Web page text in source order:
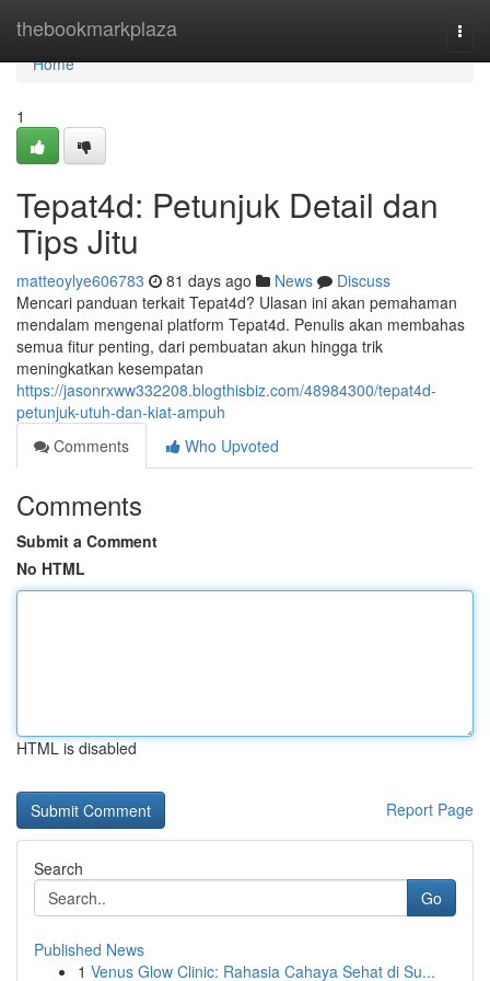
thebookmarkplaza
Home
Home
1
Tepat4d: Petunjuk Detail dan
Tips Jitu
matteoylye606783 81 days ago News
Discuss
Mencari panduan terkait Tepat4d? Ulasan ini akan pemahaman
mendalam mengenai platform Tepat4d. Penulis akan membahas
semua fitur penting, dari pembuatan akun hingga trik
meningkatkan kesempatan
https://jasonrxww332208.blogthisbiz.com/48984300/tepat4d-
petunjuk-utuh-dan-kiat-ampuh
Comments
Who Upvoted
Comments
Submit a Comment
No HTML
HTML is disabled
Report Page
Search
Go
Published News
1 Venus Glow Clinic: Rahasia Cahaya Sehat di Su...